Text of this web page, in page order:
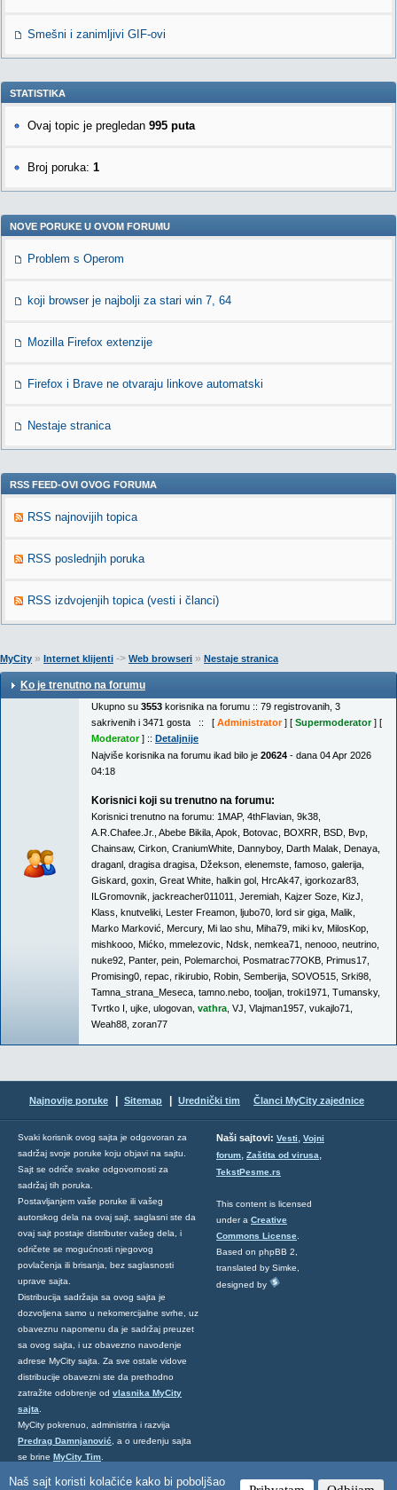
Naš sajt koristi kolačiće kako bi poboljšao
Smešni i zanimljivi GIF-ovi
STATISTIKA
Ovaj topic je pregledan 995 puta
Broj poruka: 1
NOVE PORUKE U OVOM FORUMU
Problem s Operom
koji browser je najbolji za stari win 7, 64
Mozilla Firefox extenzije
Firefox i Brave ne otvaraju linkove automatski
Nestaje stranica
RSS FEED-OVI OVOG FORUMA
RSS najnovijih topica
RSS poslednjih poruka
RSS izdvojenjih topica (vesti i članci)
MyCity » Internet klijenti -> Web browseri » Nestaje stranica
Ko je trenutno na forumu
Ukupno su 3553 korisnika na forumu :: 79 registrovanih, 3
sakrivenih i 3471 gosta :: [ Administrator] [ Supermoderator] [
Moderator] :: Detaljnije
Najviše korisnika na forumu ikad bilo je 20624 - dana 04 Apr 2026
04:18
Korisnici koji su trenutno na forumu:
Korisnici trenutno na forumu: 1MAP, 4thFlavian 9k38
A.R.Chafee.Jr. Abebe Bikila Apok Botovac BOXRR BSD Bvp
Chainsaw, Cirkon CraniumWhite Dannyboy, Darth Malak Denaya
draganl dragisa dragisa Džekson elenemste famoso galerija
Giskard goxin Great White halkin gol HrcAk47 igorkozar83
ILGromovnik jackreacher011011 Jeremiah Kajzer Soze KizJ
Klass knutveliki Lester Freamon ljubo70 lord sir giga Malik
Marko Marković Mercury, Mi lao shu Miha79 miki kv, MilosKop
mishkooo Mićko mmelezovic Ndsk nemkea71 nenooo neutrino
nuke92 Panter, pein Polemarchoi Posmatrac77OKB Primus17
Promising0 repac rikirubio Robin Semberija SOVO515 Srki98
Tamna_strana_Meseca tamno.nebo tooljan troki1971 Tumansky,
Tvrtko I ujke ulogovan vathra VJ Vlajman1957 vukajlo71
Weah88 zoran77
Najnovije poruke Sitemap Urednički tim Članci MyCity zajednice
Svaki korisnik ovog sajta je odgovoran za
sadržaj svoje poruke koju objavi na sajtu.
Sajt se odriče svake odgovornosti za
sadržaj tih poruka.
Postavljanjem vaše poruke ili vašeg
autorskog dela na ovaj sajt, saglasni ste da
ovaj sajt postaje distributer vašeg dela, i
odričete se mogućnosti njegovog
povlačenja ili brisanja, bez saglasnosti
uprave sajta.
Distribucija sadržaja sa ovog sajta je
dozvoljena samo u nekomercijalne svrhe, uz
obaveznu napomenu da je sadržaj preuzet
sa ovog sajta, i uz obavezno navođenje
adrese MyCity sajta. Za sve ostale vidove
distribucije obavezni ste da prethodno
zatražite odobrenje od vlasnika MyCity
sajta
MyCity pokrenuo, administrira i razvija
Predrag Damnjanović , a o uređenju sajta
se brine MyCity Tim
Naši sajtovi: Vesti, Vojni
forum, Zaštita od virusa,
TekstPesme.rs
This content is licensed
under a Creative
Commons License
Based on phpBB 2,
translated by Simke,
designed by